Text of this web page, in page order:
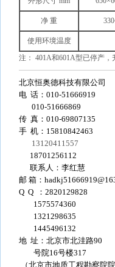
净 重
使用环境温度
注： 401A和601A型已停产，
北京恒奥德科技有限公司
电 话：010-51666919
010-51666869
传 真：010-69807135
手 机：15810842463
13120411557
18701256112
联系人：李红慧
邮 箱：
Q Q ：2820129828
1575574360
1321298635
1445496132
地 址：北京市北洼路90
号院16号楼317
（北京市地质工程勘察院院